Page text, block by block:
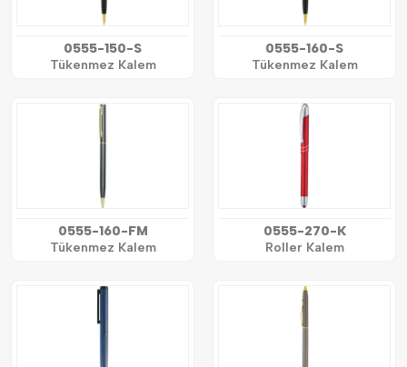
0555-150-S
Tükenmez Kalem
0555-160-S
Tükenmez Kalem
0555-160-FM
Tükenmez Kalem
0555-270-K
Roller Kalem